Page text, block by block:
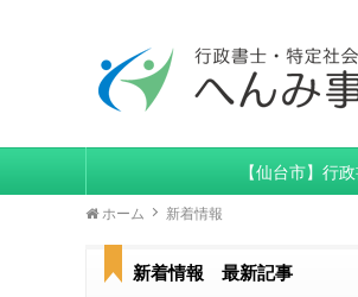
【仙台市】行
ホーム 新着情報
新着情報 最新記事